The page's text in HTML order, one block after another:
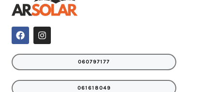
F
a
c
e
o
o
I
n
s
t
g
r
060797177
061618049